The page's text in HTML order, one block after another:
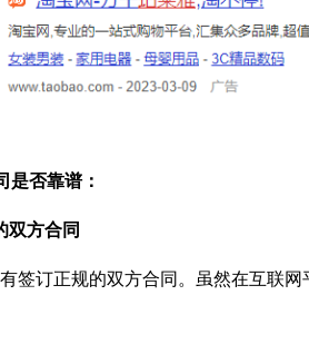
是否靠谱：
双方合同
签订正规的双方合同。虽然在互联